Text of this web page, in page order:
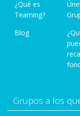
¿Qué es
Teaming?
Blog
Grupos a los